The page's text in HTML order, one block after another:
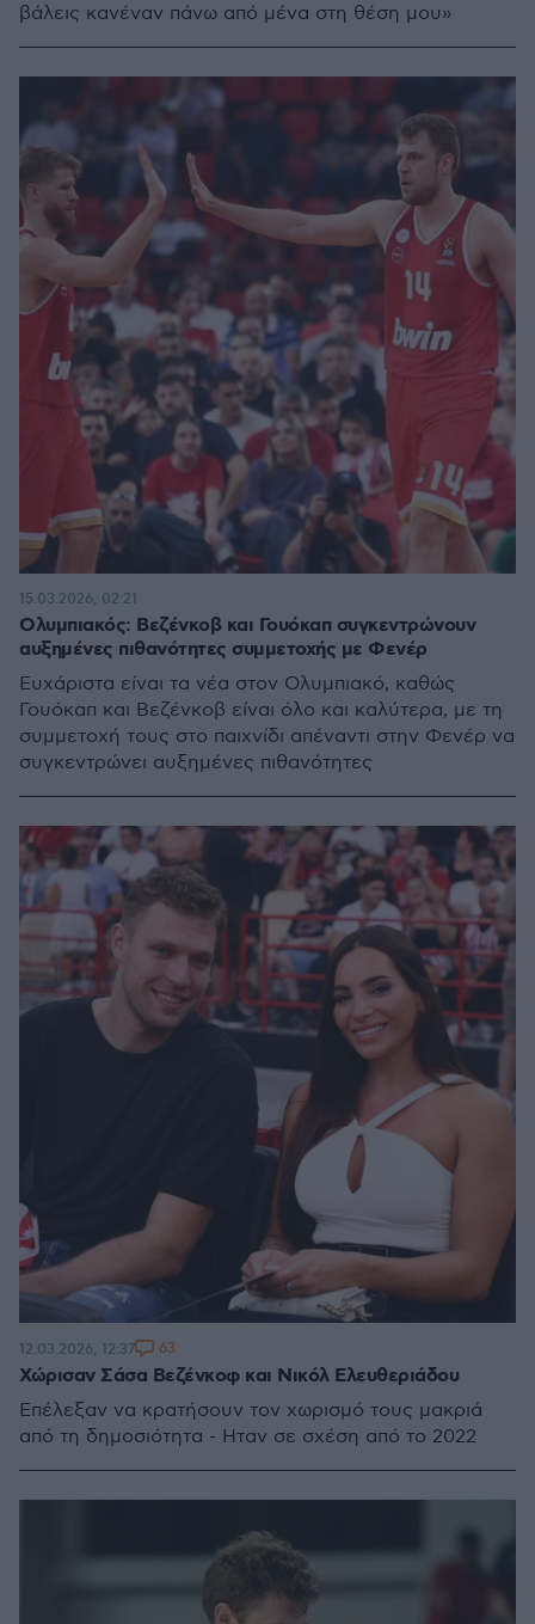
βάλεις κανέναν πάνω από μένα στη θέση μου»
Ολυμπιακός: Βεζένκοβ και Γουόκαπ συγκεντρώνουν
αυξημένες πιθανότητες συμμετοχής με Φενέρ
Ευχάριστα είναι τα νέα στον Ολυμπιακό, καθώς
Γουόκαπ και Βεζένκοβ είναι όλο και καλύτερα, με τη
συμμετοχή τους στο παιχνίδι απέναντι στην Φενέρ να
συγκεντρώνει αυξημένες πιθανότητες
15.03.2026, 02:21
Χώρισαν Σάσα Βεζένκοφ και Νικόλ Ελευθεριάδου
Eπέλεξαν να κρατήσουν τον χωρισμό τους μακριά
από τη δημοσιότητα - Ηταν σε σχέση από το 2022
12.03.2026, 12:37 63